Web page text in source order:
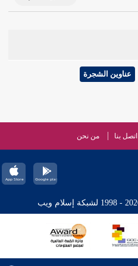
عناوين الشجرة
اتصل بنا من نحن